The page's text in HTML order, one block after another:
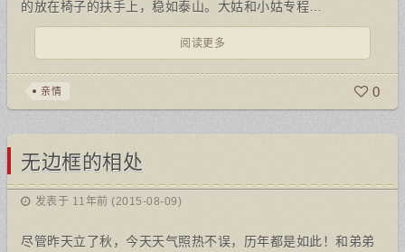
的放在椅子的扶手上，稳如泰山。大姑和小姑专程…
阅读更多
亲情 0
无边框的相处
发表于 11年前 (2015-08-09)
尽管昨天立了秋，今天天气照热不误，历年都是如此！和弟弟